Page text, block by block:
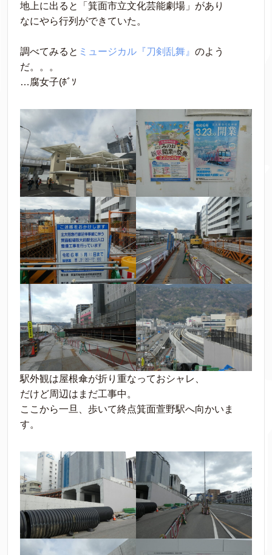
地上に出ると「箕面市立文化芸能劇場」があり
なにやら行列ができていた。
調べてみると ミュージカル『刀剣乱舞』 のよう
だ。。。
…腐女子(ﾎﾞｿ
駅外観は屋根傘が折り重なっておシャレ、
だけど周辺はまだ工事中。
ここから一旦、歩いて終点箕面萱野駅へ向かいま
す。